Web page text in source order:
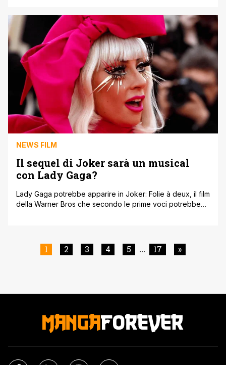
rilasciavano il primo trailer di Shazam: Furia degli Dei,
insieme ad un nuovo filmato promozionale di Black Adam.
Warner [']
NEWS FILM
Il sequel di Joker sarà un musical
con Lady Gaga?
Lady Gaga potrebbe apparire in Joker: Folie à deux, il film
della Warner Bros che secondo le prime voci potrebbe
del regista Todd Phillips nei panni di Harley Quinn, [']
1 2 3 4 5 ... 17 »